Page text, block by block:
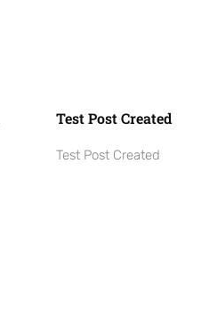
Test Post Created
Test Post Created